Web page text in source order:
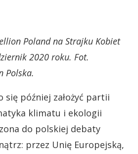
Poland na Strajku Kobiet
2020 roku. Fot.
Polska.
się później założyć partii
klimatu i ekologii
do polskiej debaty
przez Unię Europejską,